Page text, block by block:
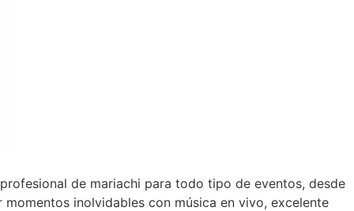
de mariachi para todo tipo de eventos, desde
inolvidables con música en vivo, excelente